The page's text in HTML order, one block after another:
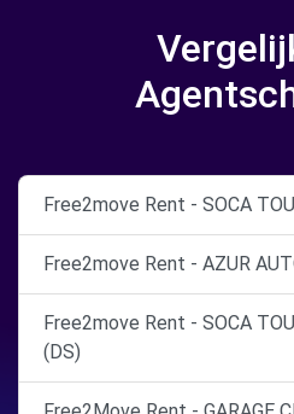
Free2move Rent - SOCA
Free2move Rent - AZUR
Free2move Rent - SOCA
(DS)